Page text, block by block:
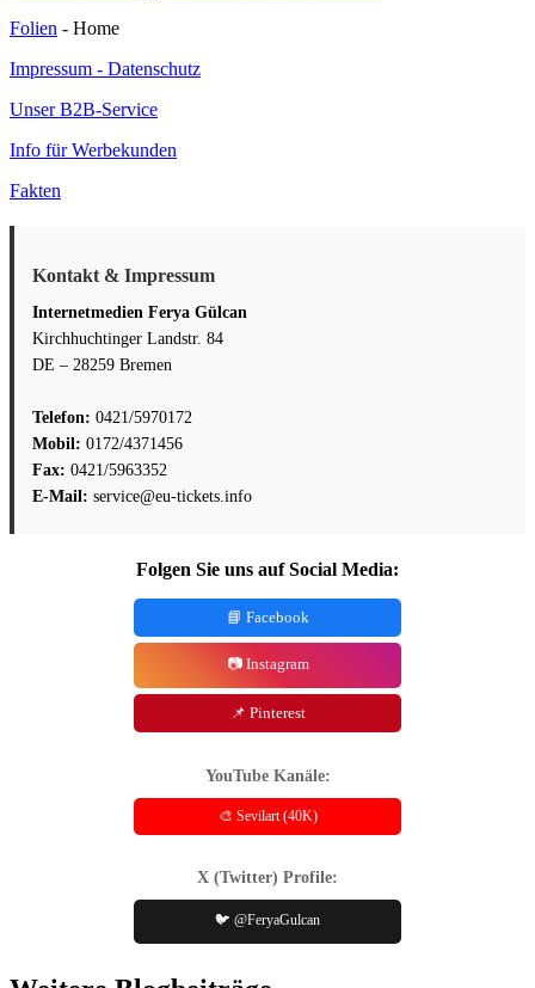
Folien - Home
Impressum - Datenschutz
Unser B2B-Service
Info für Werbekunden
Fakten
Kontakt & Impressum
Internetmedien Ferya Gülcan
Kirchhuchtinger Landstr. 84
DE – 28259 Bremen
Telefon: 0421/5970172
Mobil: 0172/4371456
Fax: 0421/5963352
E-Mail: service@eu-tickets.info
Folgen Sie uns auf Social Media:
📘 Facebook
📷 Instagram
📌 Pinterest
YouTube Kanäle:
🎨 Sevilart (40K)
X (Twitter) Profile:
🐦 @FeryaGulcan